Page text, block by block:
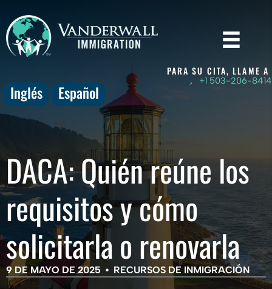
content
Inglés Español
PARA SU CITA, LLAME A
+1 503-206-8414
DACA: Quién reúne los
requisitos y cómo
solicitarla o renovarla
9 DE MAYO DE 2025 • RECURSOS DE INMIGRACIÓN